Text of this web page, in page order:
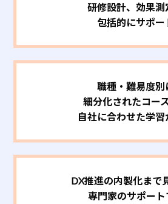
研修設計、効果測
包括的にサポー
職種・難易度別
細分化されたコース
自社に合わせた学習
DX推進の内製化まで
専門家のサポート